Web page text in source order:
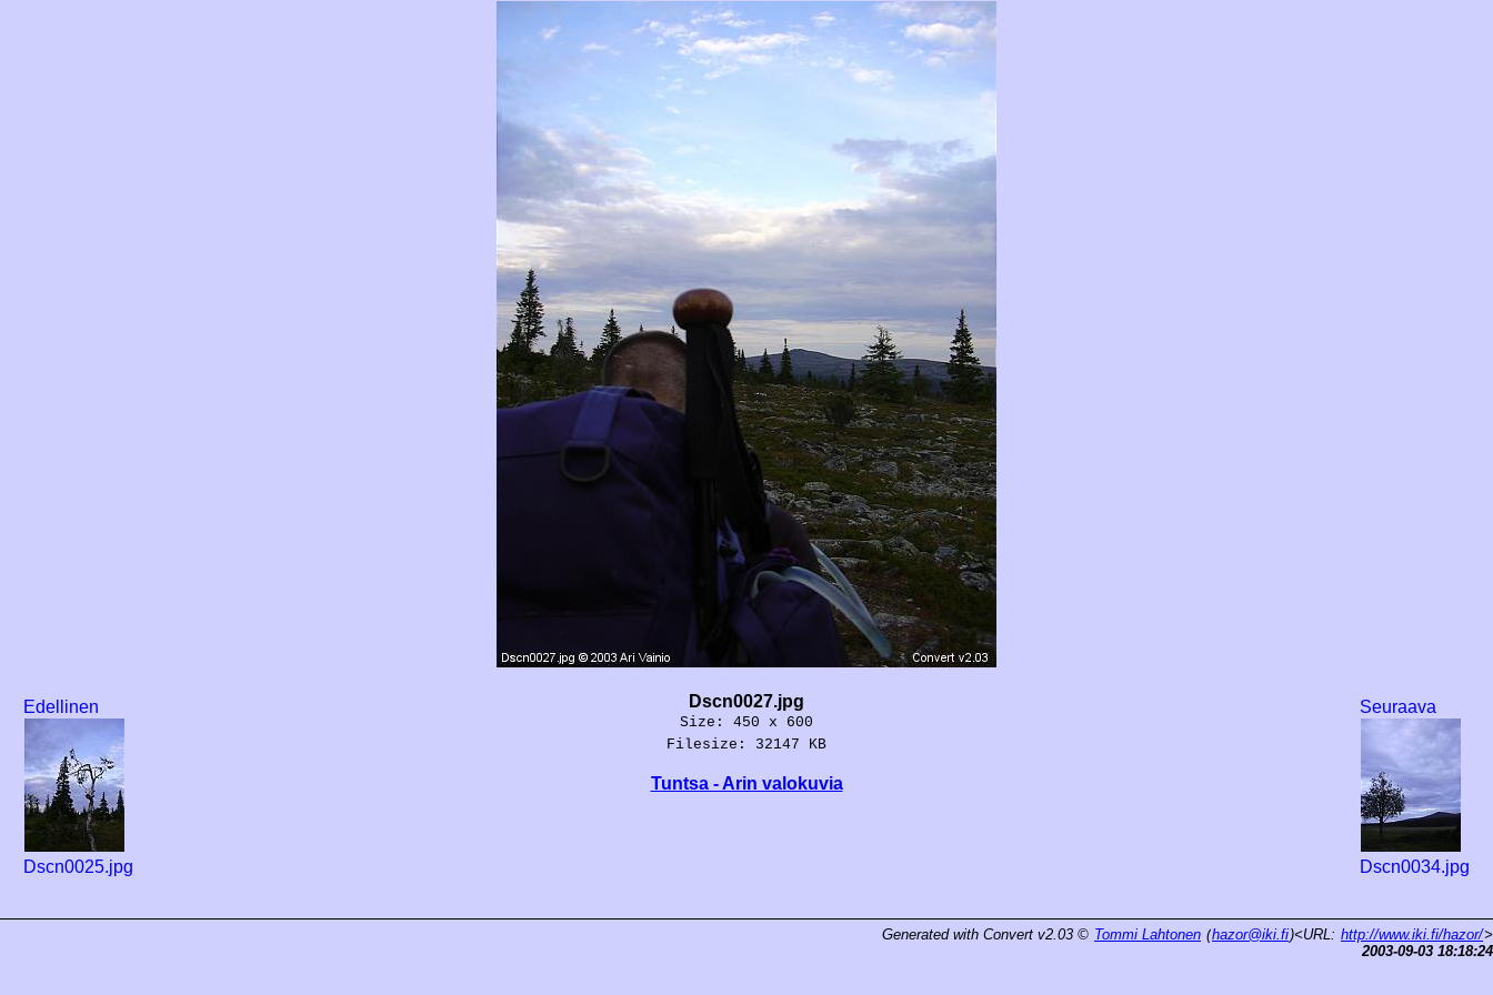
Edellinen
Dscn0025.jpg
Seuraava
Dscn0034.jpg
Dscn0027.jpg
Size: 450 x 600
Filesize: 32147 KB
Tuntsa - Arin valokuvia
Generated with Convert v2.03 © Tommi Lahtonen (hazor@iki.fi)<URL: http://www.iki.fi/hazor/>
2003-09-03 18:18:24